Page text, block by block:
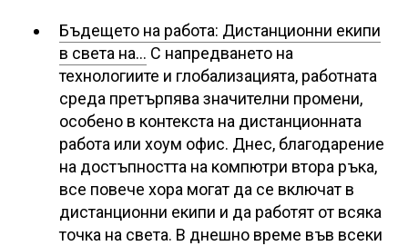
Бъдещето на работа: Дистанционни екипи
в света на… С напредването на
технологиите и глобализацията, работната
среда претърпява значителни промени,
особено в контекста на дистанционната
работа или хоум офис. Днес, благодарение
на достъпността на компютри втора ръка,
все повече хора могат да се включат в
дистанционни екипи и да работят от всяка
точка на света. В днешно време във всеки